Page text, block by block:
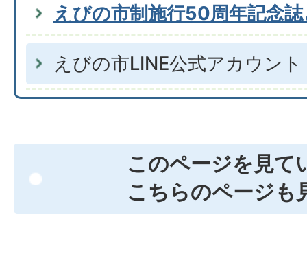
えびの市制施行50周年記念
えびの市LINE公式アカウント
このページを見て
こちらのページも